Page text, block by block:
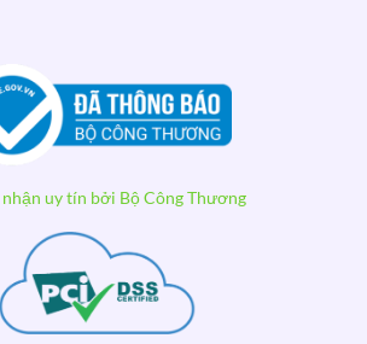
uy tín bởi Bộ Công Thương